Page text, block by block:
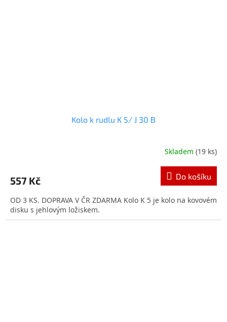
Kolo k rudlu K 5/ J 30 B
Skladem (19 ks)
557 Kč Do košíku
OD 3 KS. DOPRAVA V ČR ZDARMA Kolo K 5 je kolo na kovovém
disku s jehlovým ložiskem.